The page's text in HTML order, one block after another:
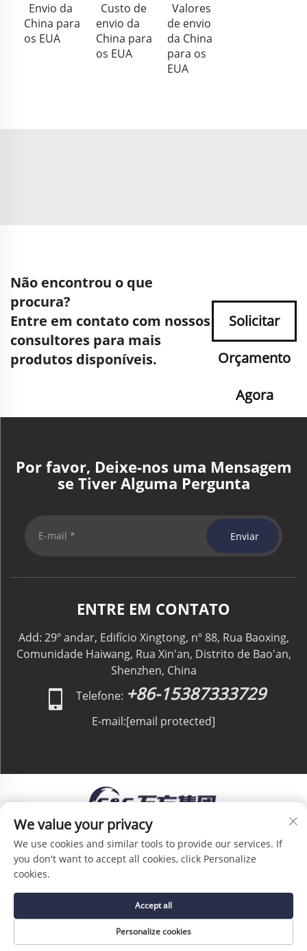
Envio da
China para
os EUA
Custo de
envio da
China para
os EUA
Valores
de envio
da China
para os
EUA
Não encontrou o que
procura?
Entre em contato com nossos
consultores para mais
produtos disponíveis.
Solicitar
Orçamento
Agora
Por favor, Deixe-nos uma Mensagem
se Tiver Alguma Pergunta
Enviar
ENTRE EM CONTATO
Add: 29º andar, Edifício Xingtong, nº 88, Rua Baoxing,
Comunidade Haiwang, Rua Xin'an, Distrito de Bao'an,
Shenzhen, China
Telefone: +86-15387333729
E-mail:[email protected]
Direitos Autorais © C&C GLOBAL Logistics Co.,
Limited Todos os Direitos Reservados - Política de
Privacidade
PÁGINA INICIAL SERVIÇO E-MAIL TEL
We value your privacy
We use cookies and similar tools to provide our services. If
you don't want to accept all cookies, click Personalize
cookies.
Personalize cookies
Accept all